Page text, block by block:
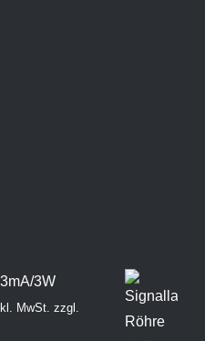
3W
MwSt. zzgl.